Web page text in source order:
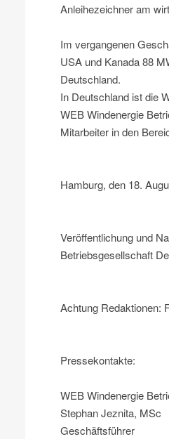
Anleihezeichner am
Im vergangenen
USA und Kanada 88
Deutschland.
In Deutschland ist die
WEB Windenergie
Mitarbeiter in den
Hamburg, den 18.
Veröffentlichung und
Betriebsgesellschaft
Achtung Redaktionen:
Pressekontakte:
WEB Windenergie
Stephan Jeznita, MSc
Geschäftsführer